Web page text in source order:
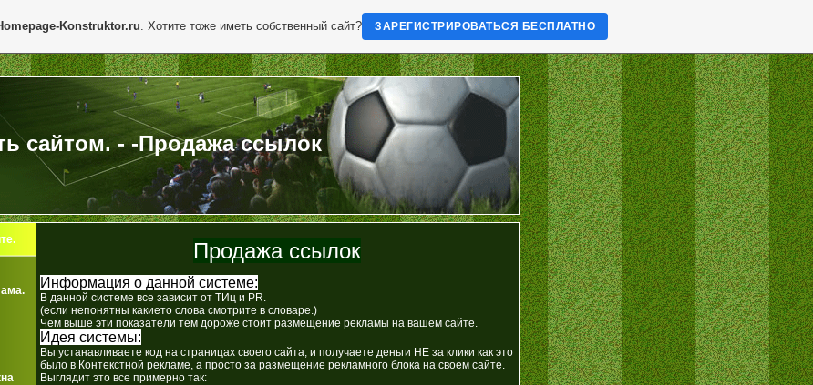
сайтом. - -Продажа ссылок
Продажа ссылок
Информация о данной системе:
В данной системе все зависит от ТИц и PR.
(если непонятны какието слова смотрите в словаре.)
Чем выше эти показатели тем дороже стоит размещение рекламы на вашем сайте.
Идея системы:
Вы устанавливаете код на страницах своего сайта, и получаете деньги НЕ за клики как это
было в Контекстной рекламе, а просто за размещение рекламного блока на своем сайте.
Выглядит это все примерно так:
Konstruktor.ru. Хотите тоже иметь собственный сайт? ЗАРЕГИСТРИРОВАТЬСЯ БЕСПЛАТНО